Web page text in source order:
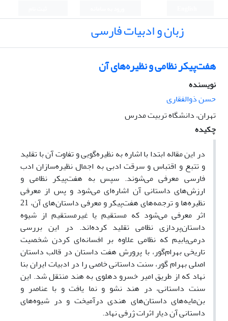
زبان و ادبیات فارسی
هفت‌پیکر نظامی و نظیره‌های آن
نویسنده
حسن ذوالفقاری
تهران،‌ دانشگاه تربیت مدرس
چکیده
در این مقاله ابتدا با اشاره به نظیره‌گویی و تفاوت آن با تقلید
و تتبع و اقتباس و سرقت ادبی به اجمال نظیره‌سازان ادب
فارسی معرفی می‌شوند. سپس به هفت‌پیکر نظامی و
ارزش‌های داستانی آن اشاره‌ای می‌شود و پس از معرفی
نظیره‌ها و ترجمه‌های هفت‌پیکر و معرفی داستان‌های آن‏، 21
اثر معرفی می‌شود که مستقیم یا غیرمستقیم از شیوه
داستان‌پردازی نظامی تقلید کرده‌اند. در این بررسی
درمی‌یابیم که نظامی علاوه بر افسانه‌ای کردن شخصیت
تاریخی بهرام‌گور، با پرورش هفت داستان در قالب داستان
اصلی بهرام گور، سنت داستانی خاصی را در ادبیات ایران بنا
نهاد که از طریق امیر خسرو دهلوی به هند منتقل شد. این
سنت داستانی، در هند نشو و نما یافت و با عناصر و
بن‌مایه‌های داستان‌های هندی درآمیخت و در شیوه‌های
داستانی آن دیار اثرات ژرفی نهاد.